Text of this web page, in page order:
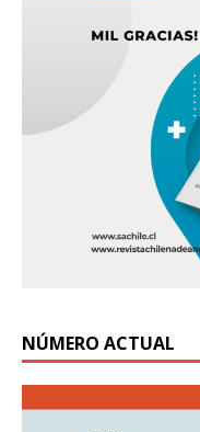
NÚMERO ACTUAL